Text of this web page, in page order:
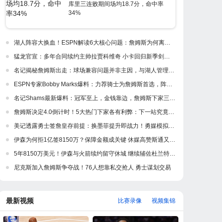
库里三连败期间场均18.7分，命中率
34%
湖人阵容大换血！ESPN解读6大核心问题：詹姆斯为何离开紫金军
猛龙官宣：多年合同续约主帅拉贾科维奇 小卡回归新季剑指冲冠
名记揭秘詹姆斯出走：球场兼容问题并非主因，与湖人管理层多年隔阂才是真正导火索
ESPN专家Bobby Marks爆料：力荐骑士为詹姆斯首选，阵容完美适配，家乡情怀加分
名记Shams最新爆料：冠军至上，金钱靠边，詹姆斯下家三强浮出水面
詹姆斯决定4.0倒计时！5大热门下家各有利弊：下一站究竟是何处？
美记透露勇士签詹皇存前提：换墨菲提升即战力！勇媒模拟5换1出3首轮
伊森为何拒1亿签8150万？保障金额成关键 休媒高赞斯通又一妙手
5年8150万美元！伊森与火箭续约留守休城 继续辅佐杜兰特冲冠
尼克斯加入詹姆斯争夺战！76人想靠私交抢人 勇士谋划交易
最新视频 视频集锦
比赛录像